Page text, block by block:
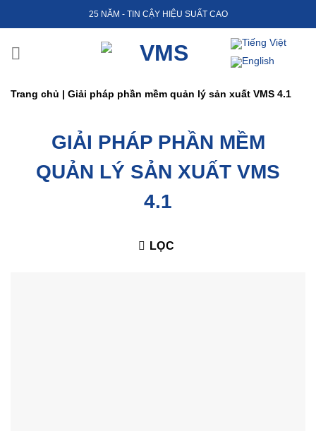
to
25 NĂM - TIN CẬY HIỆU SUẤT CAO
Trang chủ | Giải pháp phần mềm quản lý sản xuất VMS 4.1
GIẢI PHÁP PHẦN MỀM
QUẢN LÝ SẢN XUẤT VMS
4.1
LỌC